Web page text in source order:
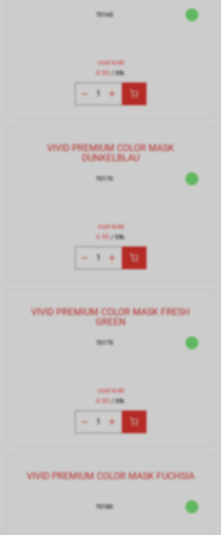
70165
statt6.90
4.90 / Stk.
VIVID PREMIUM COLOR MASK
DUNKELBLAU
70170
statt6.90
4.90 / Stk.
VIVID PREMIUM COLOR MASK FRESH
GREEN
70175
statt6.90
4.90 / Stk.
VIVID PREMIUM COLOR MASK FUCHSIA
70180